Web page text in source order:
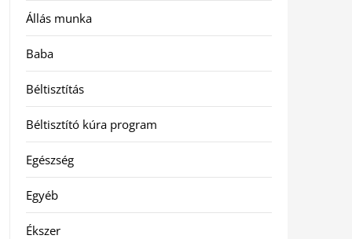
Állás munka
Baba
Béltisztítás
Béltisztító kúra program
Egészség
Egyéb
Ékszer